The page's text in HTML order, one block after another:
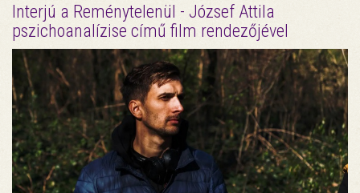
Interjú a Reménytelenül - József Attila
pszichoanalízise című film rendezőjével